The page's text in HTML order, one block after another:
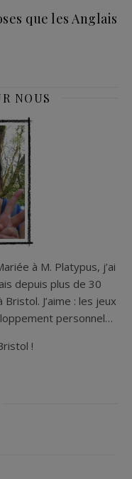
que les Anglais
NOUS
à M. Platypus, j’ai
depuis plus de 30
J’aime : les jeux
personnel…
!